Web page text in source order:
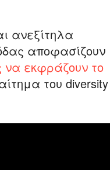
ανεξίτηλα
αποφασίζουν
εκφράζουν το
του diversity